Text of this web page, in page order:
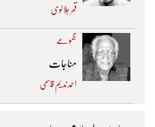
قمر جلالوی
مجموعے
مناجات
احمد ندیم قاسمی